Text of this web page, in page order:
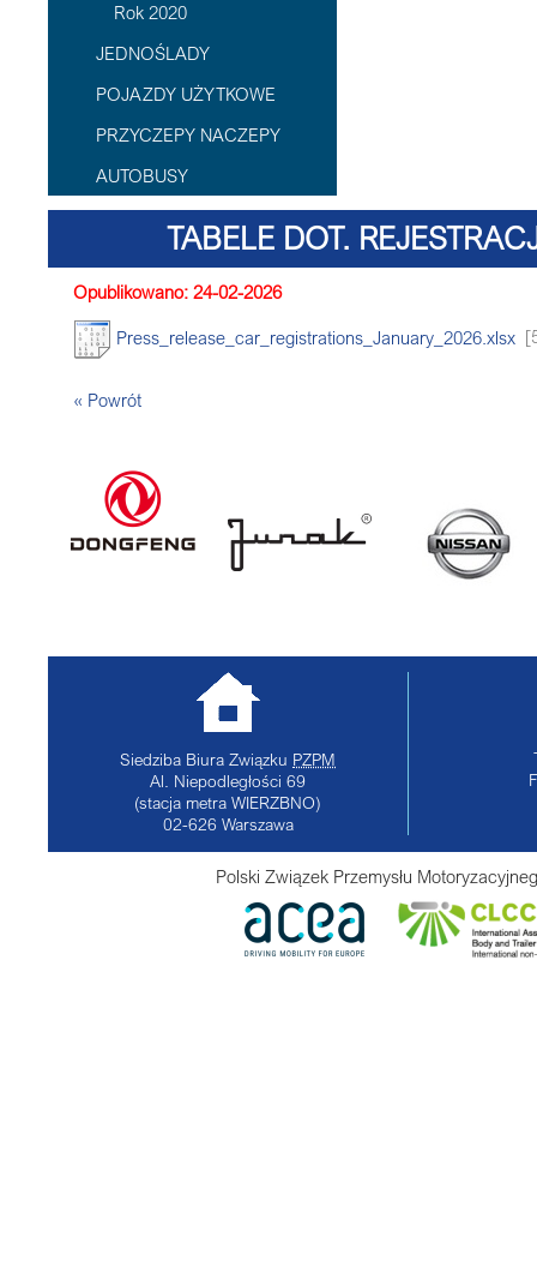
Rok 2020
JEDNOŚLADY
POJAZDY UŻYTKOWE
PRZYCZEPY NACZEPY
AUTOBUSY
TABELE DOT.
Opublikowano: 24-02-2026
Press_release_car_registrations_January_2026.xlsx
« Powrót
Siedziba Biura Związku PZPM
Al. Niepodległości 69
(stacja metra WIERZBNO)
02-626 Warszawa
Polski Związek Przemysłu